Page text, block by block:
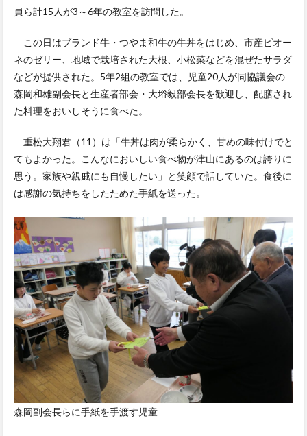
員ら計15人が3～6年の教室を訪問した。
この日はブランド牛・つやま和牛の牛丼をはじめ、市産ピオー
ネのゼリー、地域で栽培された大根、小松菜などを混ぜたサラダ
などが提供された。5年2組の教室では、児童20人が同協議会の
森岡和雄副会長と生産者部会・大﨏毅部会長を歓迎し、配膳され
た料理をおいしそうに食べた。
重松大翔君（11）は「牛丼は肉が柔らかく、甘めの味付けでと
てもよかった。こんなにおいしい食べ物が津山にあるのは誇りに
思う。家族や親戚にも自慢したい」と笑顔で話していた。食後に
は感謝の気持ちをしたためた手紙を送った。
森岡副会長らに手紙を手渡す児童